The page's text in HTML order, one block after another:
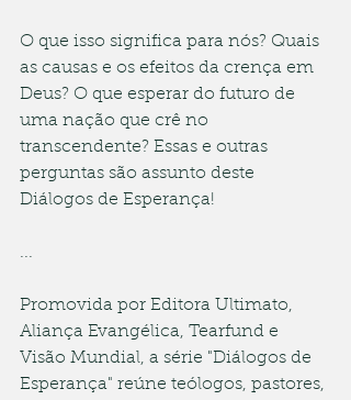
O que isso significa para nós? Quais
as causas e os efeitos da crença em
Deus? O que esperar do futuro de
uma nação que crê no
transcendente? Essas e outras
perguntas são assunto deste
Diálogos de Esperança!
...
Promovida por Editora Ultimato,
Aliança Evangélica, Tearfund e
Visão Mundial, a série "Diálogos de
Esperança" reúne teólogos, pastores,